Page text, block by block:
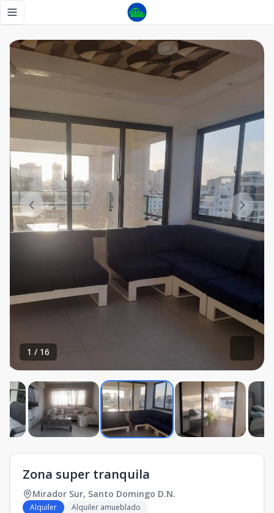
Toggle navigation menu
1 / 16
Zona super tranquila
Mirador Sur, Santo Domingo D.N.
Alquiler Alquiler amueblado
Zona super tranquila - Tu Casa RD